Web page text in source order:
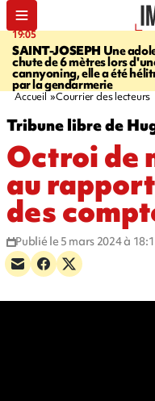
19:05
SAINT-JOSEPH Une
chute de 6 mètres lors
cannyoning, elle a été
par la gendarmerie
Accueil Courrier des lecteurs
Tribune libre de
Octroi de
au
des
Publié le 5 mars 2024 à